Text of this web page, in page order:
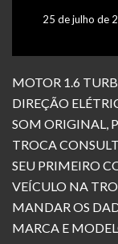
25 de julho de
MOTOR 1.6
DIREÇÃO
SOM ORIGINAL,
TROCA
SEU PRIMEIRO
VEÍCULO NA
MANDAR OS
MARCA E